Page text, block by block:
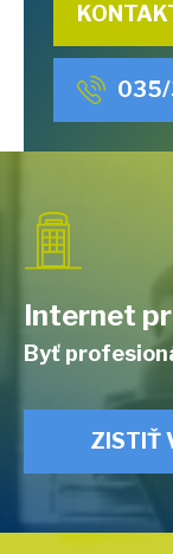
Internet
Byť
ZISTIŤ